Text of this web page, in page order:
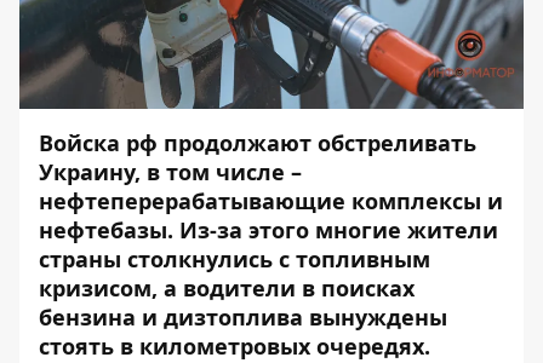
Войска рф продолжают обстреливать
Украину, в том числе –
нефтеперерабатывающие комплексы и
нефтебазы. Из-за этого многие жители
страны столкнулись с топливным
кризисом, а водители в поисках
бензина и дизтоплива вынуждены
стоять в километровых очередях.